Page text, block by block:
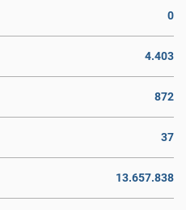
0
4.403
872
37
13.657.838